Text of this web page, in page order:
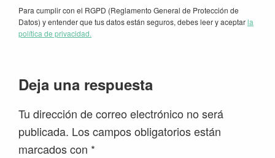
Para cumplir con el RGPD (Reglamento General de Protección de
Datos) y entender que tus datos están seguros, debes leer y aceptarla
política de privacidad.
Interacciones
los
lectores
Deja una respuesta
Tu dirección de correo electrónico no será
publicada. Los campos obligatorios están
marcados con *